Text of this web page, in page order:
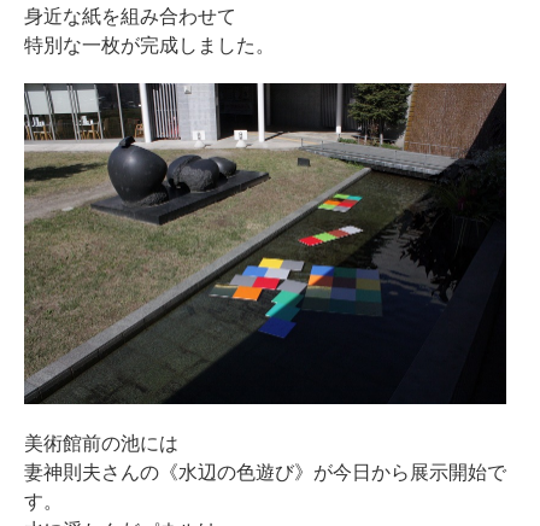
身近な紙を組み合わせて
特別な一枚が完成しました。
美術館前の池には
妻神則夫さんの《水辺の色遊び》が今日から展示開始で
す。